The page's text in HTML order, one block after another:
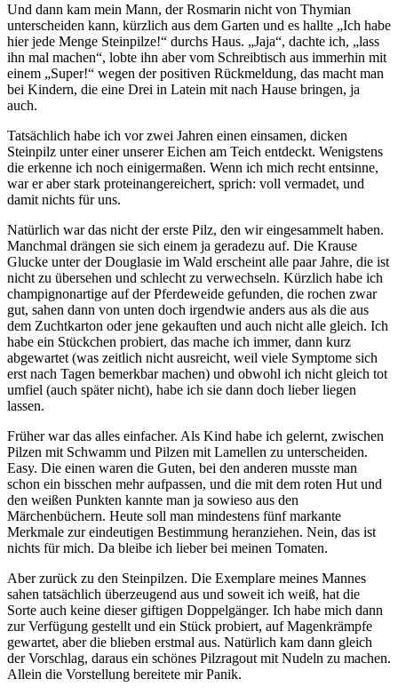
Und dann kam mein Mann, der Rosmarin nicht von Thymian
unterscheiden kann, kürzlich aus dem Garten und es hallte „Ich habe
hier jede Menge Steinpilze!“ durchs Haus. „Jaja“, dachte ich, „lass
ihn mal machen“, lobte ihn aber vom Schreibtisch aus immerhin mit
einem „Super!“ wegen der positiven Rückmeldung, das macht man
bei Kindern, die eine Drei in Latein mit nach Hause bringen, ja
auch.
Tatsächlich habe ich vor zwei Jahren einen einsamen, dicken
Steinpilz unter einer unserer Eichen am Teich entdeckt. Wenigstens
die erkenne ich noch einigermaßen. Wenn ich mich recht entsinne,
war er aber stark proteinangereichert, sprich: voll vermadet, und
damit nichts für uns.
Natürlich war das nicht der erste Pilz, den wir eingesammelt haben.
Manchmal drängen sie sich einem ja geradezu auf. Die Krause
Glucke unter der Douglasie im Wald erscheint alle paar Jahre, die ist
nicht zu übersehen und schlecht zu verwechseln. Kürzlich habe ich
champignonartige auf der Pferdeweide gefunden, die rochen zwar
gut, sahen dann von unten doch irgendwie anders aus als die aus
dem Zuchtkarton oder jene gekauften und auch nicht alle gleich. Ich
habe ein Stückchen probiert, das mache ich immer, dann kurz
abgewartet (was zeitlich nicht ausreicht, weil viele Symptome sich
erst nach Tagen bemerkbar machen) und obwohl ich nicht gleich tot
umfiel (auch später nicht), habe ich sie dann doch lieber liegen
lassen.
Früher war das alles einfacher. Als Kind habe ich gelernt, zwischen
Pilzen mit Schwamm und Pilzen mit Lamellen zu unterscheiden.
Easy. Die einen waren die Guten, bei den anderen musste man
schon ein bisschen mehr aufpassen, und die mit dem roten Hut und
den weißen Punkten kannte man ja sowieso aus den
Märchenbüchern. Heute soll man mindestens fünf markante
Merkmale zur eindeutigen Bestimmung heranziehen. Nein, das ist
nichts für mich. Da bleibe ich lieber bei meinen Tomaten.
Aber zurück zu den Steinpilzen. Die Exemplare meines Mannes
sahen tatsächlich überzeugend aus und soweit ich weiß, hat die
Sorte auch keine dieser giftigen Doppelgänger. Ich habe mich dann
zur Verfügung gestellt und ein Stück probiert, auf Magenkrämpfe
gewartet, aber die blieben erstmal aus. Natürlich kam dann gleich
der Vorschlag, daraus ein schönes Pilzragout mit Nudeln zu machen.
Allein die Vorstellung bereitete mir Panik.